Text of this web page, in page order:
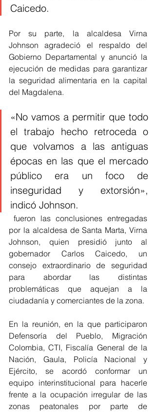
Caicedo.
Por su parte, la alcaldesa Virna
Johnson agradeció el respaldo del
Gobierno Departamental y anunció la
ejecución de medidas para garantizar
la seguridad alimentaria en la capital
del Magdalena.
«No vamos a permitir que todo
el trabajo hecho retroceda o
que volvamos a las antiguas
épocas en las que el mercado
público era un foco de
inseguridad y extorsión»,
indicó Johnson.
por la alcaldesa de Santa Marta, Virna
Johnson, quien presidió junto al
gobernador Carlos Caicedo, un
consejo extraordinario de seguridad
para abordar las distintas
problemáticas que aquejan a la
ciudadanía y comerciantes de la zona.
En la reunión, en la que participaron
Defensoría del Pueblo, Migración
Colombia, CTI, Fiscalía General de la
Nación, Gaula, Policía Nacional y
Ejército, se acordó conformar un
equipo interinstitucional para hacerle
frente a la ocupación irregular de las
zonas peatonales por parte de